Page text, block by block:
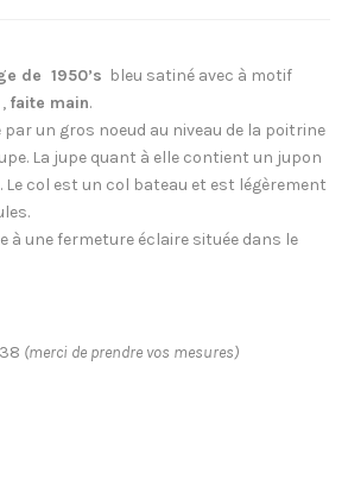
de 1950’s bleu satiné avec à motif
faite main.
un gros noeud au niveau de la poitrine
La jupe quant à elle contient un jupon
Le col est un col bateau et est légèrement
à une fermeture éclaire située dans le
(merci de prendre vos mesures)